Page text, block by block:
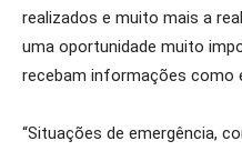
realizados e muito mais a
uma oportunidade muito
recebam informações como
“Situações de emergência,